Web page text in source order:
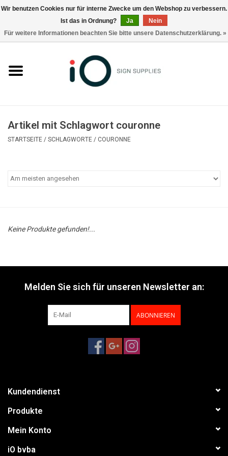
Marken
Artikel mit Schlagwort couronne
STARTSEITE / SCHLAGWORTE / COURONNE
Keine Produkte gefunden!...
Melden Sie sich für unseren Newsletter an:
ABONNIEREN
Kundendienst
Produkte
Mein Konto
iO bvba
Wir benutzen Cookies nur für interne Zwecke um den Webshop zu verbessern.
Ist das in Ordnung?
Ja
Nein
Für weitere Informationen beachten Sie bitte unsere Datenschutzerklärung. »